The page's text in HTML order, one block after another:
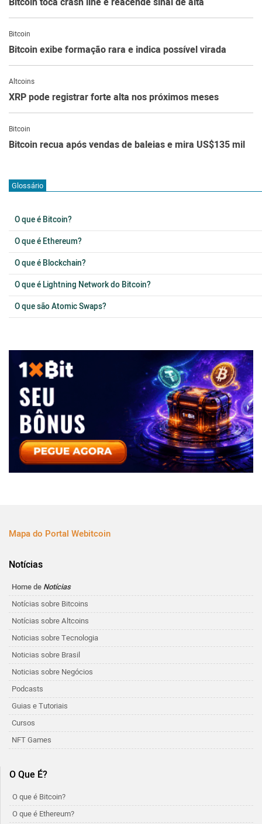
Bitcoin
Bitcoin exibe formação rara e indica possível virada
Altcoins
XRP pode registrar forte alta nos próximos meses
Bitcoin
Bitcoin recua após vendas de baleias e mira US$135 mil
Glossário
O que é Bitcoin?
O que é Ethereum?
O que é Blockchain?
O que é Lightning Network do Bitcoin?
O que são Atomic Swaps?
Mapa do Portal Webitcoin
Notícias
Home de Notícias
Notícias sobre Bitcoins
Notícias sobre Altcoins
Noticias sobre Tecnologia
Noticias sobre Brasil
Noticias sobre Negócios
Podcasts
Guias e Tutoriais
Cursos
NFT Games
O Que É?
O que é Bitcoin?
O que é Ethereum?